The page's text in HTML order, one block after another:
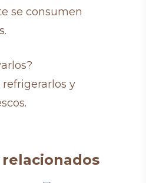
se consumen
y